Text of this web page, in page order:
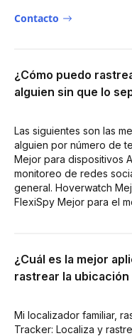
Contacto
¿Cómo puedo
alguien sin que lo
Las siguientes son las
alguien por número de
Mejor para dispositivos
monitoreo de redes
general. Hoverwatch
FlexiSpy Mejor para el
¿Cuál es la mejor
rastrear la ubicación
Mi localizador familiar,
Tracker: Localiza y